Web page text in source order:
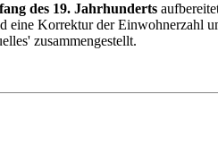
des 19. Jahrhunderts
Korrektur der Einwohnerzahl
zusammengestellt.